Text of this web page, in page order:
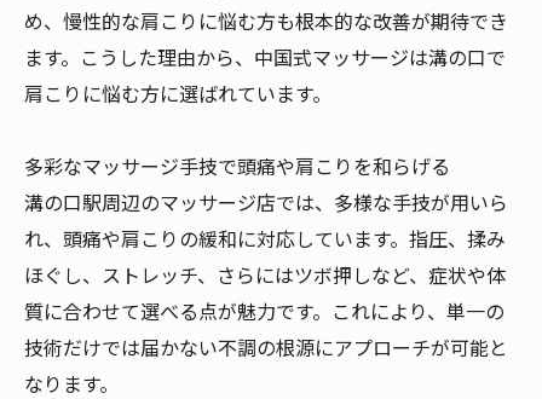
め、慢性的な肩こりに悩む方も根本的な改善が期待でき
ます。こうした理由から、中国式マッサージは溝の口で
肩こりに悩む方に選ばれています。
多彩なマッサージ手技で頭痛や肩こりを和らげる
溝の口駅周辺のマッサージ店では、多様な手技が用いら
れ、頭痛や肩こりの緩和に対応しています。指圧、揉み
ほぐし、ストレッチ、さらにはツボ押しなど、症状や体
質に合わせて選べる点が魅力です。これにより、単一の
技術だけでは届かない不調の根源にアプローチが可能と
なります。